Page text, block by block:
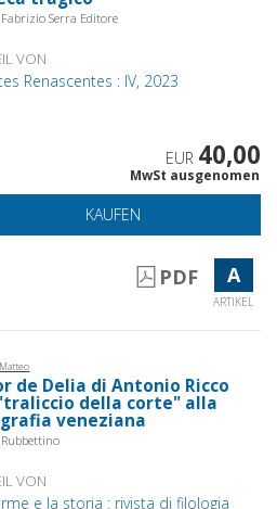
Serra Editore
VON
Renascentes : IV, 2023
EUR 40,00
MwSt ausgenomen
KAUFEN
PDF A
ARTIKEL
de Delia di Antonio Ricco
della corte" alla
veneziana
VON
e la storia : rivista di filologia